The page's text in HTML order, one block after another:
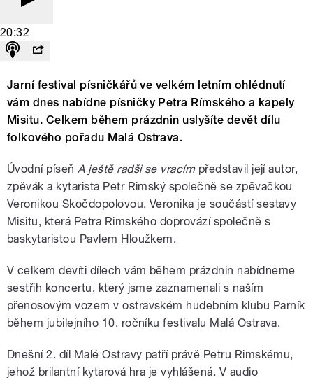
20:32
Jarní festival písničkářů ve velkém letním ohlédnutí
vám dnes nabídne písničky Petra Rímského a kapely
Misitu. Celkem během prázdnin uslyšíte devět dílu
folkového pořadu Malá Ostrava.
Úvodní píseňA ještě radši se vracímpředstavil její autor,
zpěvák a kytarista Petr Rimský společně se zpěvačkou
Veronikou Skočdopolovou. Veronika je součástí sestavy
Misitu, která Petra Rimského doprovází společně s
baskytaristou Pavlem Hloužkem.
V celkem devíti dílech vám během prázdnin nabídneme
sestřih koncertu, který jsme zaznamenali s naším
přenosovým vozem v ostravském hudebním klubu Parník
během jubilejního 10. ročníku festivalu Malá Ostrava.
Dnešní 2. díl Malé Ostravy patří právě Petru Rimskému,
jehož brilantní kytarová hra je vyhlášená. V audio